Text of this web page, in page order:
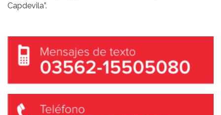
Capdevila”.